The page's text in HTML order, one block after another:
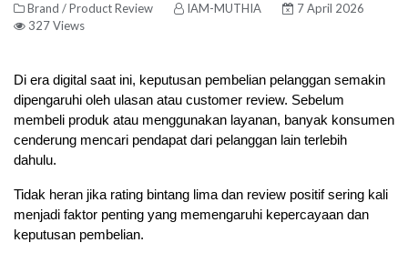
Brand / Product Review IAM-MUTHIA
7 April 2026
327 Views
Di era digital saat ini, keputusan pembelian pelanggan semakin
dipengaruhi oleh ulasan atau customer review. Sebelum
membeli produk atau menggunakan layanan, banyak konsumen
cenderung mencari pendapat dari pelanggan lain terlebih
dahulu.
Tidak heran jika rating bintang lima dan review positif sering kali
menjadi faktor penting yang memengaruhi kepercayaan dan
keputusan pembelian.